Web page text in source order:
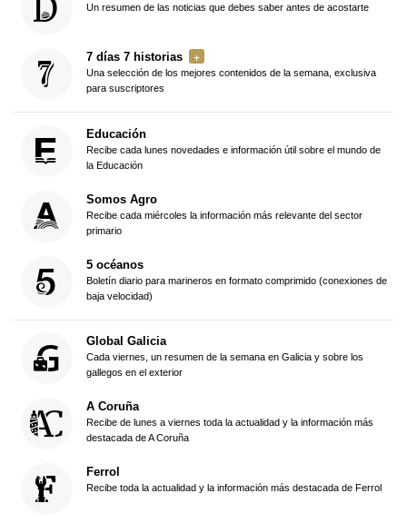
Un resumen de las noticias que debes saber antes de acostarte
7 días 7 historias
Una selección de los mejores contenidos de la semana, exclusiva
para suscriptores
Educación
Recibe cada lunes novedades e información útil sobre el mundo de
la Educación
Somos Agro
Recibe cada miércoles la información más relevante del sector
primario
5 océanos
Boletín diario para marineros en formato comprimido (conexiones de
baja velocidad)
Global Galicia
Cada viernes, un resumen de la semana en Galicia y sobre los
gallegos en el exterior
A Coruña
Recibe de lunes a viernes toda la actualidad y la información más
destacada de A Coruña
Ferrol
Recibe toda la actualidad y la información más destacada de Ferrol